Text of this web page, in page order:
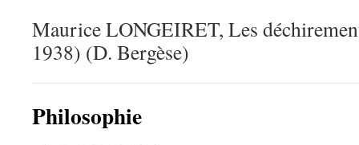
Maurice LONGEIRET, Les
1938) (D. Bergèse)
Philosophie